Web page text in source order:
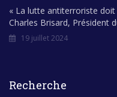
« La lutte antiterroriste
Charles Brisard, Président
19 juillet 2024
Recherche